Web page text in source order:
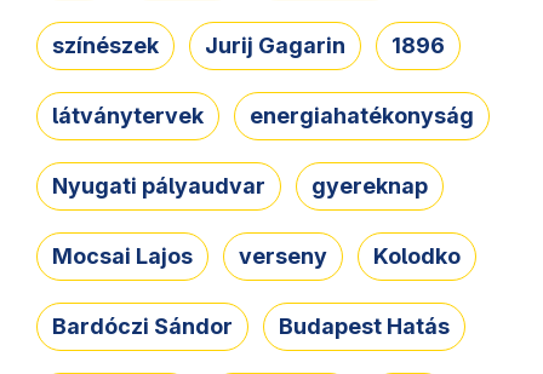
színészek Jurij Gagarin 1896
látványtervek energiahatékonyság
Nyugati pályaudvar gyereknap
Mocsai Lajos verseny Kolodko
Bardóczi Sándor Budapest Hatás